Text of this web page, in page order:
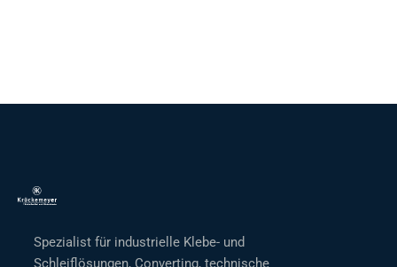
Spezialist für industrielle Klebe- und
Schleiflösungen, Converting, technische